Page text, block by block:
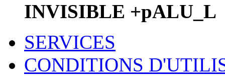
INVISIBLE +pALU_L
SERVICES
CONDITIONS